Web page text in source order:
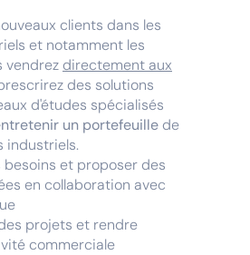
clients dans les
et notamment les
vendrez directement aux
des solutions
d'études spécialisés
un portefeuille de
industriels.
et proposer des
en collaboration avec
projets et rendre
commerciale